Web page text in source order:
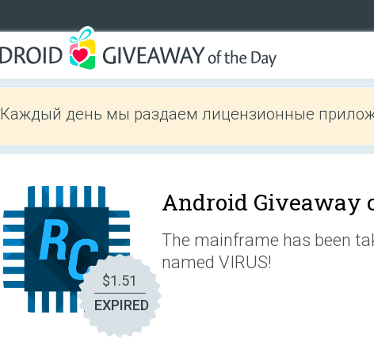
Каждый день мы раздаем лицензионные
$1.51
EXPIRED
Android Giveaway
The mainframe has been
named VIRUS!